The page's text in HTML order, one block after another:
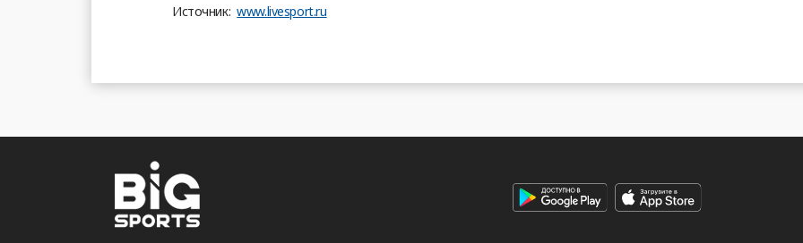
Источник: www.livesport.ru